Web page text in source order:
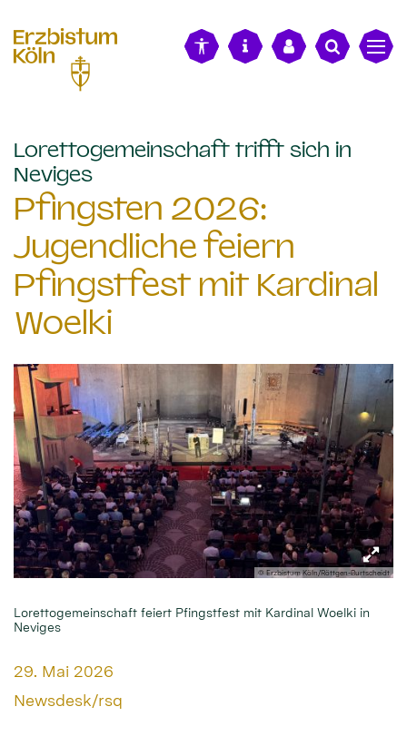
Lorettogemeinschaft trifft sich in
Neviges:
Pfingsten 2026:
Jugendliche feiern
Pfingstfest mit Kardinal
Woelki
© Erzbistum Köln/Röttgen-Burtscheidt
Lorettogemeinschaft feiert Pfingstfest mit Kardinal Woelki in
Neviges
Datum:
29. Mai 2026
Von:
Newsdesk/rsq